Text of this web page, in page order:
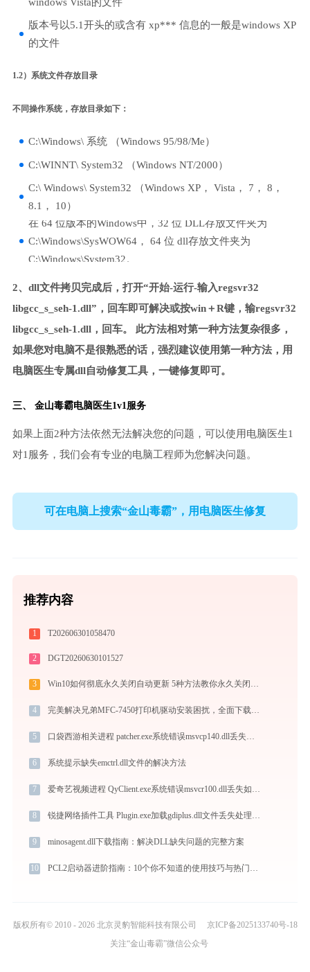
版本号以5.1开头的或含有 xp*** 信息的一般是windows XP
的文件
1.2）系统文件存放目录
不同操作系统，存放目录如下：
C:\Windows\ 系统 （Windows 95/98/Me）
C:\WINNT\ System32 （Windows NT/2000）
C:\ Windows\ System32 （Windows XP， Vista， 7， 8，
8.1， 10）
在 64 位版本的Windows中，32 位 DLL存放文件夹为
C:\Windows\SysWOW64， 64 位 dll存放文件夹为
C:\Windows\System32。
2、dll文件拷贝完成后，打开“开始-运行-输入regsvr32
libgcc_s_seh-1.dll”，回车即可解决或按win＋R键，输regsvr32
libgcc_s_seh-1.dll，回车。 此方法相对第一种方法复杂很多，
如果您对电脑不是很熟悉的话，强烈建议使用第一种方法，用
电脑医生专属dll自动修复工具，一键修复即可。
三、 金山毒霸电脑医生1v1服务
如果上面2种方法依然无法解决您的问题，可以使用电脑医生1
对1服务，我们会有专业的电脑工程师为您解决问题。
可在电脑上搜索“金山毒霸”，用电脑医生修复
推荐内容
1 T202606301058470
2 DGT20260630101527
3 Win10如何彻底永久关闭自动更新 5种方法教你永久关闭win10自动更新
4 完美解决兄弟MFC-7450打印机驱动安装困扰，全面下载安装教程
5 口袋西游相关进程 patcher.exe系统错误msvcp140.dll丢失如何解决
6 系统提示缺失emctrl.dll文件的解决方法
7 爱奇艺视频进程 QyClient.exe系统错误msvcr100.dll丢失如何解决
8 锐捷网络插件工具 Plugin.exe加载gdiplus.dll文件丢失处理办法
9 minosagent.dll下载指南：解决DLL缺失问题的完整方案
10 PCL2启动器进阶指南：10个你不知道的使用技巧与热门整合包推荐
版权所有© 2010 - 2026 北京灵豹智能科技有限公司
京ICP备2025133740号-18
关注“金山毒霸”微信公众号